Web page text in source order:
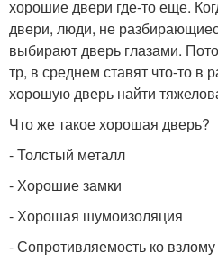
хорошие двери где-то еще.
двери, люди, не
выбирают дверь глазами.
тр, в среднем ставят что-то в
хорошую дверь найти
Что же такое хорошая дверь?
- Толстый металл
- Хорошие замки
- Хорошая шумоизоляция
- Сопротивляемость ко взлому